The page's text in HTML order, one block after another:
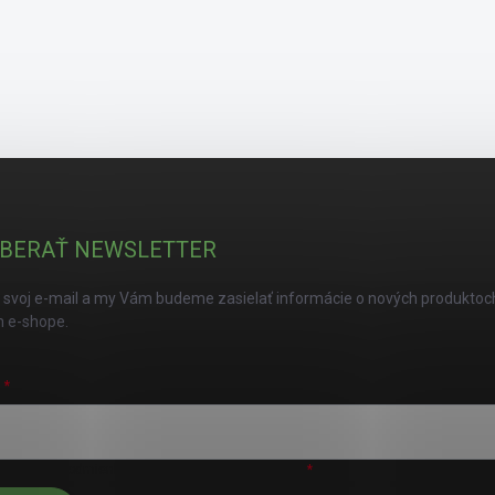
NEWSLETTER
svoj e-mail a my Vám budeme zasielať informácie o nových
e-shope.